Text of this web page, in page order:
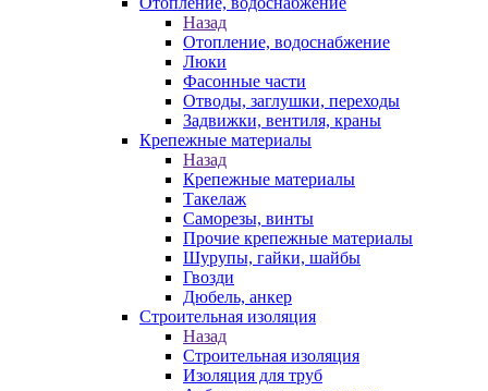
Назад
Отопление, водоснабжение
Люки
Фасонные части
Отводы, заглушки, переходы
Задвижки, вентиля, краны
Крепежные материалы
Назад
Крепежные материалы
Такелаж
Саморезы, винты
Прочие крепежные материалы
Шурупы, гайки, шайбы
Гвозди
Дюбель, анкер
Строительная изоляция
Назад
Строительная изоляция
Изоляция для труб